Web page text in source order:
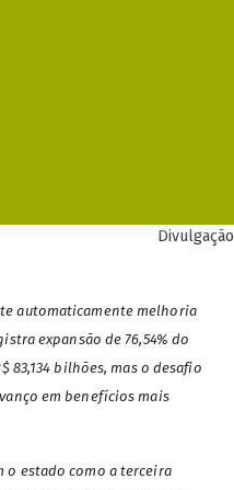
Divulgação
automaticamente melhoria
expansão de 76,54% do
83,134 bilhões, mas o desafio
em benefícios mais
o estado como a terceira